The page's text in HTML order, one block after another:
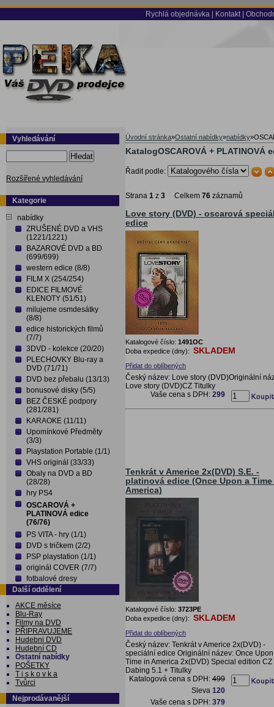
Rychlá objednávka Kontakt
Vyhledávání
Hledat
Rozšířené vyhledávání
Kategorie
nabídky
ZRUŠENÉ DVD a VHS
(1221/1221)
BAZAROVÉ DVD a BD
(699/699)
western edice (8/8)
FILM X (254/254)
EDICE FILMOVÉ
KLENOTY (51/51)
milujeme osmdesátky
(8/8)
edice historických filmů
(7/7)
3DVD - kolekce (20/20)
PLECHOVKY Blu-ray a
DVD (71/71)
DVD bez přebalu (13/13)
bonusové disky (5/5)
BEZ ČESKÉ podpory
(281/281)
KARAOKE (11/11)
Upomínkové Předměty
(3/3)
Playstation Portable (1/1)
VHS originál (33/33)
Obaly na DVD a BD
(28/28)
hry PS4
OSCAROVÁ +
PLATINOVÁ edice
(76/76)
PS VITA - hry (1/1)
DVD s tričkem (2/2)
PSP playstation (1/1)
originál COVER (7/7)
fotbalové dresy
Další oddělení
AKCE měsíce
Blu-Ray
Filmy na DVD
PŘIPRAVUJEME
Hudebni DVD
Hudební CD
Ostatní nabídky
POŠETKY
T i s k o v k a
Tvůrci
Nejprodávanější
Úvodní stránka»Ostatní nabídky»nabídky»
KatalogOSCAROVÁ + PLATINOVÁ
Řadit podle:
Strana 1 z 3 Celkem 76 záznamů
Love story (DVD) - oscarová
edice
Katalogové číslo: 1491OC
Doba expedice (dny): SKLADEM
Přidat do oblíbených
Český název: Love story (DVD)Originální
Love story (DVD)CZ Titulky
Vaše cena s DPH: 299
Tenkrát v Americe 2x(DVD) S.E. -
platinová edice (Once Upon a
America)
Katalogové číslo: 3723PE
Doba expedice (dny): SKLADEM
Přidat do oblíbených
Český název: Tenkrát v Americe 2x(DVD) -
speciální edice Originální název: Once
Time in America 2x(DVD) Special edition CZ
Dabing 5.1 + Titulky
Katalogová cena s DPH: 499
Sleva 120
Vaše cena s DPH: 379